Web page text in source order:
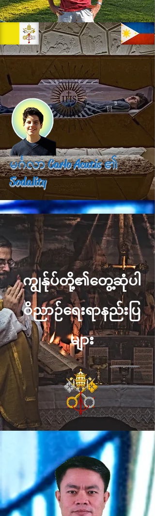
မင်္ဂလာ Carlo Acutis ၏
Sodality
ကျွန်ုပ်တို့၏တွေ့ဆုံပါ
ဝိညာဉ်ရေးရာနည်းပြ
များ